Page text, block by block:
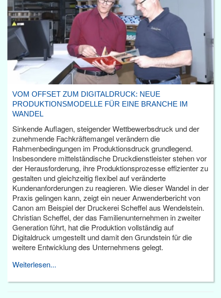
VOM OFFSET ZUM DIGITALDRUCK: NEUE
PRODUKTIONSMODELLE FÜR EINE BRANCHE IM
WANDEL
Sinkende Auflagen, steigender Wettbewerbsdruck und der
zunehmende Fachkräftemangel verändern die
Rahmenbedingungen im Produktionsdruck grundlegend.
Insbesondere mittelständische Druckdienstleister stehen vor
der Herausforderung, ihre Produktionsprozesse effizienter zu
gestalten und gleichzeitig flexibel auf veränderte
Kundenanforderungen zu reagieren. Wie dieser Wandel in der
Praxis gelingen kann, zeigt ein neuer Anwenderbericht von
Canon am Beispiel der Druckerei Scheffel aus Wendelstein.
Christian Scheffel, der das Familienunternehmen in zweiter
Generation führt, hat die Produktion vollständig auf
Digitaldruck umgestellt und damit den Grundstein für die
weitere Entwicklung des Unternehmens gelegt.
Weiterlesen...